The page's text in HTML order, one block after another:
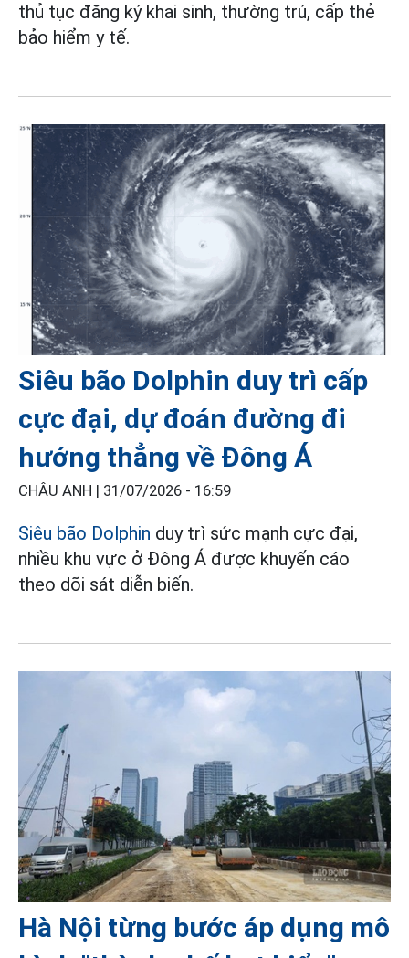
thủ tục đăng ký khai sinh, thường trú, cấp thẻ
bảo hiểm y tế.
Siêu bão Dolphin duy trì cấp
cực đại, dự đoán đường đi
hướng thẳng về Đông Á
CHÂU ANH | 31/07/2026 - 16:59
Siêu bão Dolphin duy trì sức mạnh cực đại,
nhiều khu vực ở Đông Á được khuyến cáo
theo dõi sát diễn biến.
Hà Nội từng bước áp dụng mô